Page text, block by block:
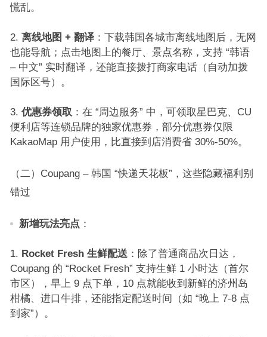
慌乱。​
离线地图 + 翻译：下载韩国各城市离线地图后，无网
也能导航；点击地图上的餐厅、景点名称，支持 “韩语
– 中文” 实时翻译，还能直接拨打商家电话（自动加拨
国际区号）。​
优惠券领取 ：在 “周边服务” 中，可领取星巴克、CU
便利店等连锁品牌的独家优惠券，部分优惠券仅限
KakaoMap 用户使用，比直接到店消费省 30%-50%。​
（二）Coupang – 韩国 “快递天花板”，这些隐藏福利别
错过​
新增玩法亮点 ：​
Rocket Fresh 生鲜配送 ：除了普通商品次日达，
Coupang 的 “Rocket Fresh” 支持生鲜 1 小时达（首尔
市区），早上 9 点下单，10 点就能收到新鲜的济州岛
柑橘、进口牛排，还能指定配送时间（如 “晚上 7-8 点
到家”）。​